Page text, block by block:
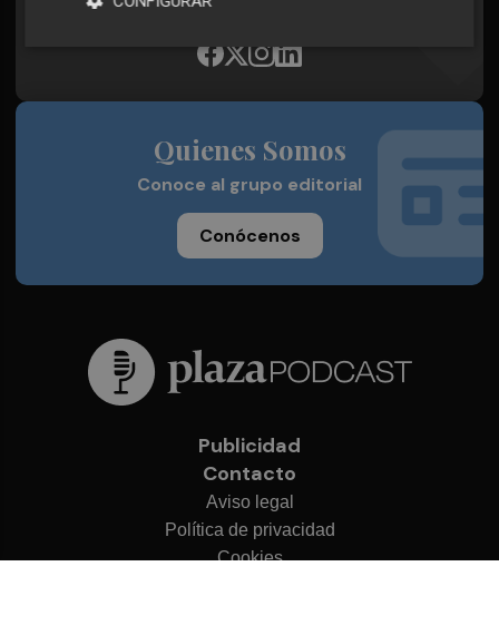
Quienes Somos
Conoce al grupo editorial
Conócenos
Publicidad
Contacto
Aviso legal
Política de privacidad
Cookies